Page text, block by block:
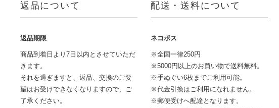
返品について
返品期限
商品到着日より7日以内とさせていただ
きます。
それを過ぎますと、返品、交換のご要
望はお受けできなくなりますので、ご
了承ください。
配送・送料について
ネコポス
※全国一律250円
※5000円以上のお買い物で送料無料。
※手ぬぐい6枚までご利用可能。
※代金引換はご利用になれません。
※郵便受けへ配達となります。